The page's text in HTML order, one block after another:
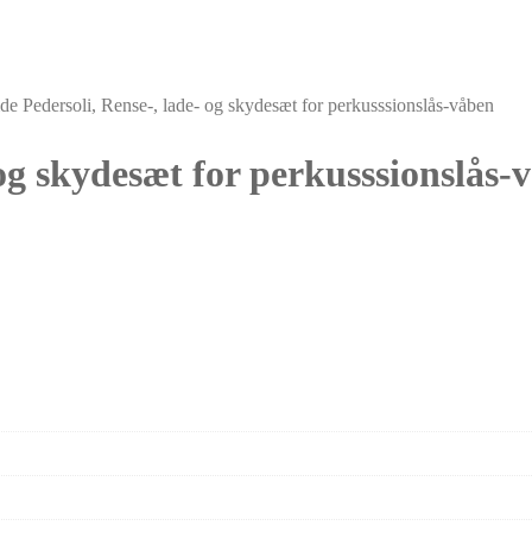
Pedersoli, Rense-, lade- og skydesæt for perkusssionslås-våben
skydesæt for perkusssionslås-